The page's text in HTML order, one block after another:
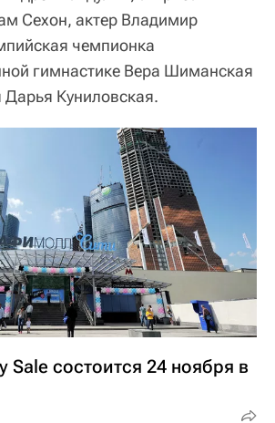
Сехон, актер Владимир
чемпионка
гимнастике Вера Шиманская
Дарья Куниловская.
Sale состоится 24 ноября в